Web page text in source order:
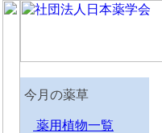
今月の薬草
薬用植物一覧